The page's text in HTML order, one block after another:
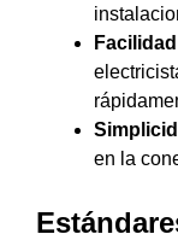
en la